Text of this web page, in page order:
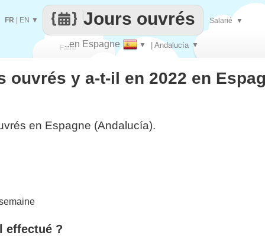
Faire
que
..en Espagne ▼ | Andalucía ▼
Jours ouvrés
FR EN ▼ Salarié ▼
ouvrés y a-t-il en 2022 en
en Espagne (Andalucía).
effectué ?